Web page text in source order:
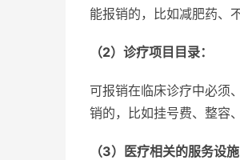
能报销的，比如减肥药、
（2）诊疗项目目录：
可报销在临床诊疗中必须
销的，比如挂号费、整容
（3）医疗相关的服务设施